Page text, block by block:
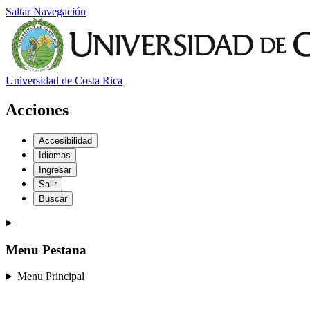
Saltar Navegación
Universidad de Costa Rica
Acciones
Accesibilidad
Idiomas
Ingresar
Salir
Buscar
Menu Pestana
Menu Principal